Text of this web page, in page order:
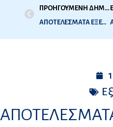
ΠΡΟΗΓΟΥΜΕΝΗ ΔΗΜΟΣΙΕΥΣΗ
AΠΟΤΕΛΕΣΜΑΤΑ ΕΞΕΤΑΣΕΩΝ ΙΑΤΡΙΚΗΣ — ΑΠΡΙΛΙΟΣ 2022-1Η ΕΞΕΤΑΣΤΙΚΗ ΠΕΡΙΟΔΟΣ ΑΝΑΤΟΜΙΑ